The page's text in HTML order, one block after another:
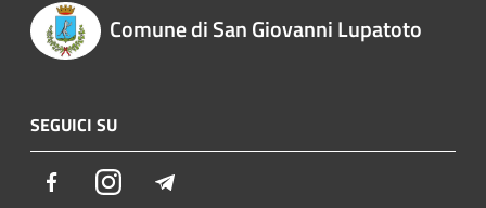
Comune di San Giovanni Lupatoto
SEGUICI SU
FacebookInstagram